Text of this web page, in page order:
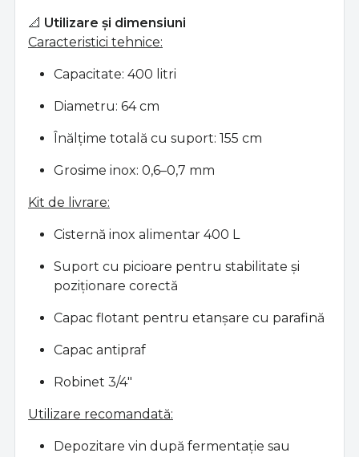
📐 Utilizare și dimensiuni
Caracteristici tehnice:
Capacitate: 400 litri
Diametru: 64 cm
Înălțime totală cu suport: 155 cm
Grosime inox: 0,6–0,7 mm
Kit de livrare:
Cisternă inox alimentar 400 L
Suport cu picioare pentru stabilitate și
poziționare corectă
Capac flotant pentru etanșare cu parafină
Capac antipraf
Robinet 3/4"
Utilizare recomandată:
Depozitare vin după fermentație sau